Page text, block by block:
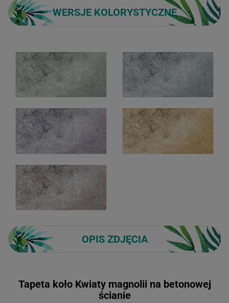
WERSJE KOLORYSTYCZNE
OPIS ZDJĘCIA
Tapeta koło Kwiaty magnolii na betonowej
ścianie